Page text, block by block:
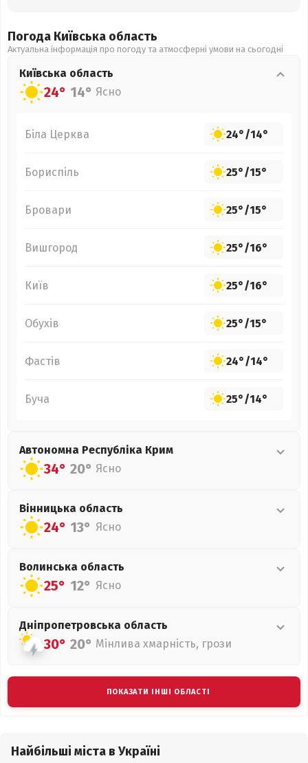
Погода Київська область
Актуальна інформація про погоду та атмосферні умови на сьогодні
Київська область
24° 14° Ясно
Біла Церква 24°/14°
Бориспіль 25°/15°
Бровари 25°/15°
Вишгород 25°/16°
Київ 25°/16°
Обухів 25°/15°
Фастів 24°/14°
Буча 25°/14°
Автономна Республіка Крим
34° 20° Ясно
Вінницька область
24° 13° Ясно
Волинська область
25° 12° Ясно
Дніпропетровська область
30° 20° Мінлива хмарність, грози
ПОКАЗАТИ ІНШІ ОБЛАСТІ
Найбільші міста в Україні